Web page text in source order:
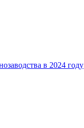
в 2024 году